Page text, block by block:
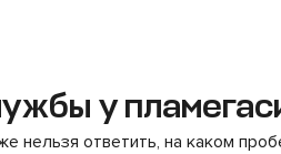
у
нельзя ответить, на каком